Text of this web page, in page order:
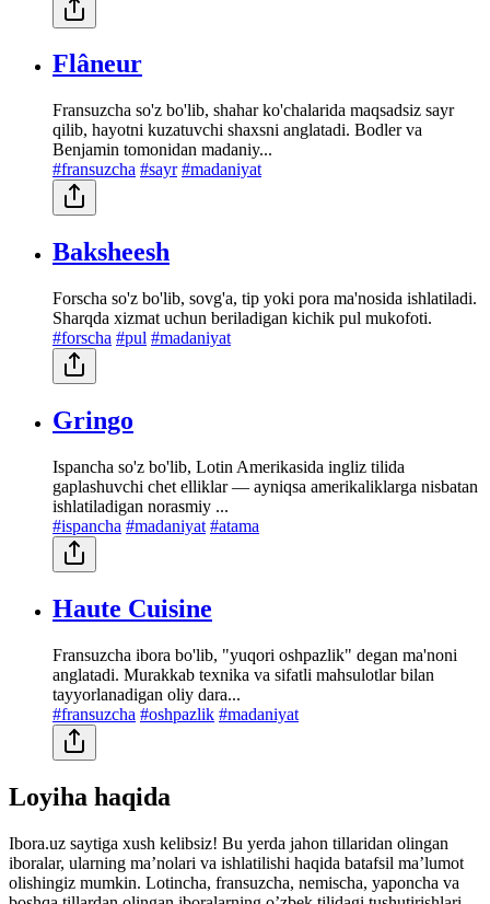
Flâneur
Fransuzcha so'z bo'lib, shahar ko'chalarida maqsadsiz sayr
qilib, hayotni kuzatuvchi shaxsni anglatadi. Bodler va
Benjamin tomonidan madaniy...
#fransuzcha #sayr #madaniyat
Baksheesh
Forscha so'z bo'lib, sovg'a, tip yoki pora ma'nosida ishlatiladi.
Sharqda xizmat uchun beriladigan kichik pul mukofoti.
#forscha #pul #madaniyat
Gringo
Ispancha so'z bo'lib, Lotin Amerikasida ingliz tilida
gaplashuvchi chet elliklar — ayniqsa amerikaliklarga nisbatan
ishlatiladigan norasmiy ...
#ispancha #madaniyat #atama
Haute Cuisine
Fransuzcha ibora bo'lib, "yuqori oshpazlik" degan ma'noni
anglatadi. Murakkab texnika va sifatli mahsulotlar bilan
tayyorlanadigan oliy dara...
#fransuzcha #oshpazlik #madaniyat
Loyiha haqida
Ibora.uz saytiga xush kelibsiz! Bu yerda jahon tillaridan olingan
iboralar, ularning maʼnolari va ishlatilishi haqida batafsil maʼlumot
olishingiz mumkin. Lotincha, fransuzcha, nemischa, yaponcha va